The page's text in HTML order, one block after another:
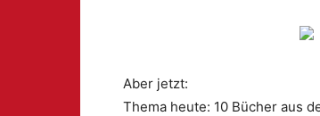
Aber jetzt:
Thema heute: 10 Bücher aus